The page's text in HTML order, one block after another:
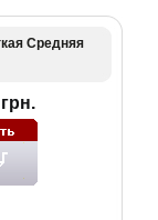
Средняя